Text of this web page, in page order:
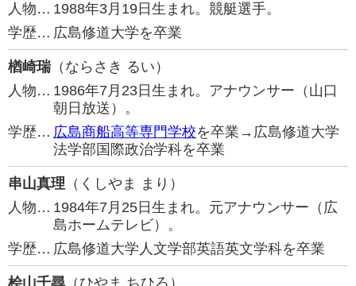
人物… 1988年3月19日生まれ。競艇選手。
学歴… 広島修道大学を卒業
楢崎瑞（ならさき るい）
人物… 1986年7月23日生まれ。アナウンサー（山口
朝日放送）。
学歴… 広島商船高等専門学校を卒業→広島修道大学
法学部国際政治学科を卒業
串山真理 （くしやま まり）
人物… 1984年7月25日生まれ。元アナウンサー（広
島ホームテレビ）。
学歴… 広島修道大学人文学部英語英文学科を卒業
桧山千尋 （ひやま ちひろ）